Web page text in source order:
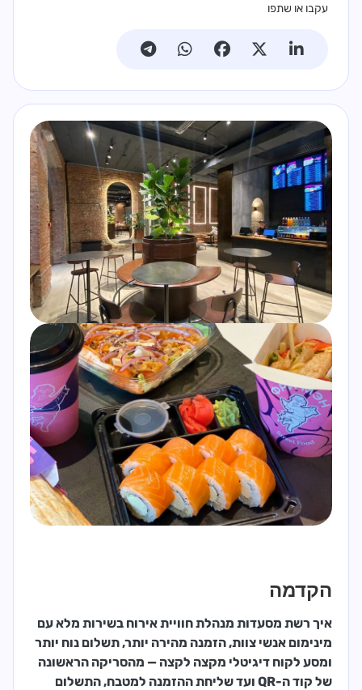
עקבו או שתפו
הקדמה
איך רשת מסעדות מנהלת חוויית אירוח בשירות מלא עם
מינימום אנשי צוות, הזמנה מהירה יותר, תשלום נוח יותר
ומסע לקוח דיגיטלי מקצה לקצה — מהסריקה הראשונה
של קוד ה-QR ועד שליחת ההזמנה למטבח, התשלום